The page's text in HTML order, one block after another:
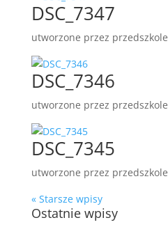
DSC_7347
utworzone przez przedszkole
DSC_7346
utworzone przez przedszkole
DSC_7345
utworzone przez przedszkole
« Starsze wpisy
Ostatnie wpisy